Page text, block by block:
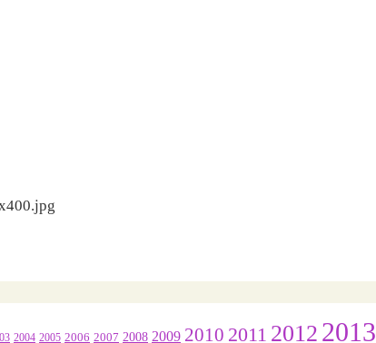
2004 2005 2006 2007 2008 2009 2010 2011 2012 2013